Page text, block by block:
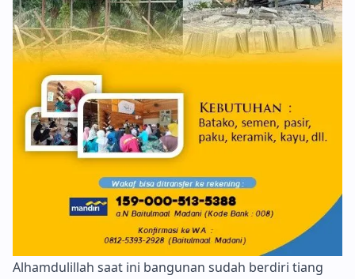
Alhamdulillah saat ini bangunan sudah berdiri tiang